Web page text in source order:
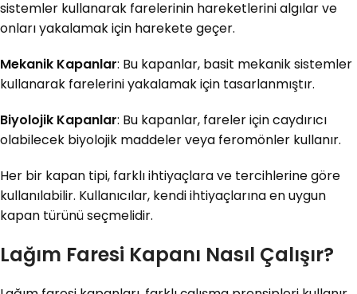
sistemler kullanarak farelerinin hareketlerini algılar ve
onları yakalamak için harekete geçer.
Mekanik Kapanlar: Bu kapanlar, basit mekanik sistemler
kullanarak farelerini yakalamak için tasarlanmıştır.
Biyolojik Kapanlar: Bu kapanlar, fareler için caydırıcı
olabilecek biyolojik maddeler veya feromönler kullanır.
Her bir kapan tipi, farklı ihtiyaçlara ve tercihlerine göre
kullanılabilir. Kullanıcılar, kendi ihtiyaçlarına en uygun
kapan türünü seçmelidir.
Lağım Faresi Kapanı Nasıl Çalışır?